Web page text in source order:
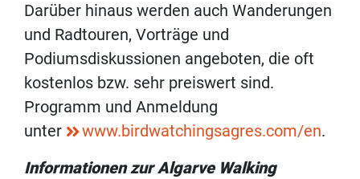
Darüber hinaus werden auch Wanderungen
und Radtouren, Vorträge und
Podiumsdiskussionen angeboten, die oft
kostenlos bzw. sehr preiswert sind.
Programm und Anmeldung
unter
www.birdwatchingsagres.com/en.
Informationen zur Algarve Walking